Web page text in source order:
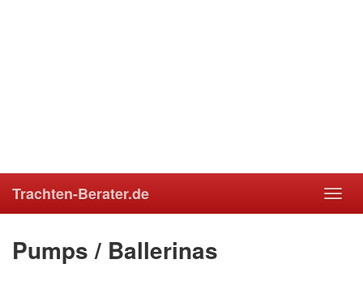
Trachten-Berater.de
Pumps / Ballerinas